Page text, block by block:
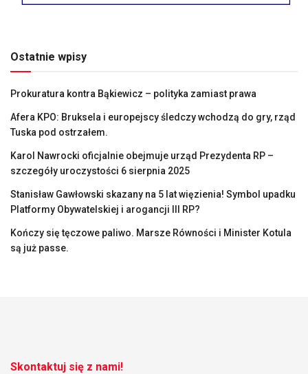
Ostatnie wpisy
Prokuratura kontra Bąkiewicz – polityka zamiast prawa
Afera KPO: Bruksela i europejscy śledczy wchodzą do gry, rząd
Tuska pod ostrzałem.
Karol Nawrocki oficjalnie obejmuje urząd Prezydenta RP –
szczegóły uroczystości 6 sierpnia 2025
Stanisław Gawłowski skazany na 5 lat więzienia! Symbol upadku
Platformy Obywatelskiej i arogancji III RP?
Kończy się tęczowe paliwo. Marsze Równości i Minister Kotula
są już passe.
Skontaktuj się z nami!